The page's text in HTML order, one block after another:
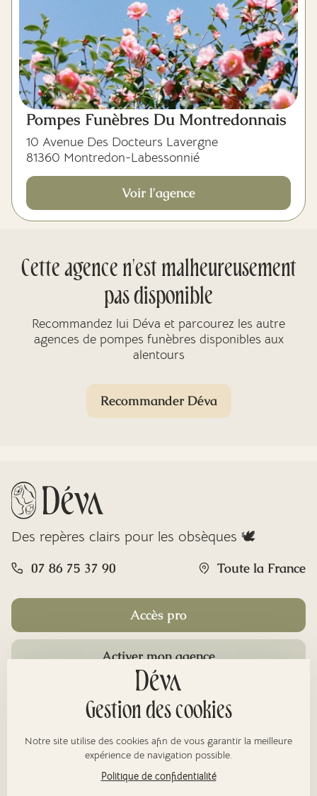
Pompes Funèbres Du Montredonnais
10 Avenue Des Docteurs Lavergne
81360 Montredon-Labessonnié
Voir l'agence
Cette agence n'est malheureusement
pas disponible
Recommandez lui Déva et parcourez les autre
agences de pompes funèbres disponibles aux
alentours
Recommander Déva
Des repères clairs pour les obsèques 🕊️
07 86 75 37 90 Toute la France
Accès pro
Activer mon agence
Gestion des cookies
Notre site utilise des cookies afin de vous garantir la meilleure
expérience de navigation possible.
Politique de confidentialité